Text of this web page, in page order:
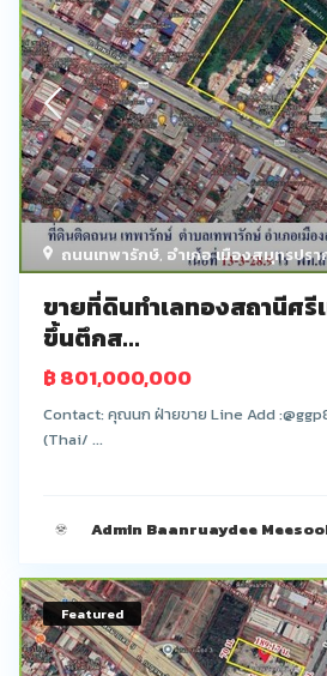
ถนนเทพารักษ์, อำเภอ เมืองสมุทรปรา
ขายที่ดินทำเลทองสถานีศรี
ขึ้นตึกส...
฿ 801,000,000
Contact: คุณนก ฝ่ายขาย Line Add
(Thai/ ...
Admin Baanruaydee
Featured